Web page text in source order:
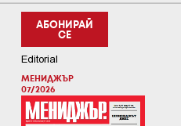
АБОНИРАЙ
СЕ
Editorial
МЕНИДЖЪР
07/2026